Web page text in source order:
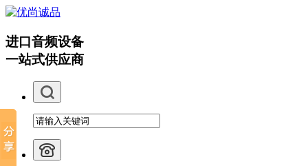
进口音频设备
一站式供应商